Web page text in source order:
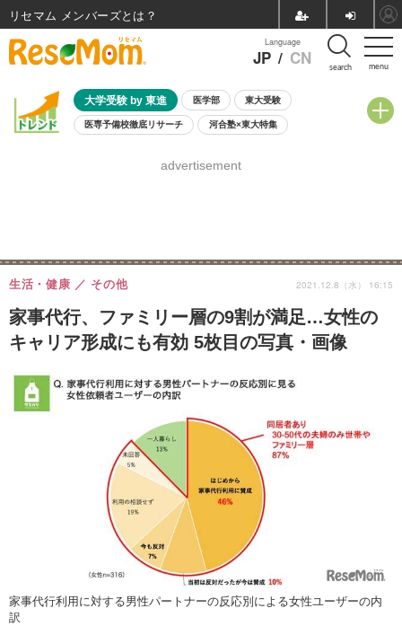
menu
Language
JP / CN search
大学受験 by 東進 医学部 東大受験
医専予備校徹底リサーチ 河合塾×東大特集
8月開催学校説明会・相談会
advertisement
家事代行、ファミリー層の9割が満足…女性の
キャリア形成にも有効 5枚目の写真・画像
生活・健康 その他 2021.12.8（水） 16:15
家事代行利用に対する男性パートナーの反応別による女性ユーザーの内
訳
リセマム メンバーズ